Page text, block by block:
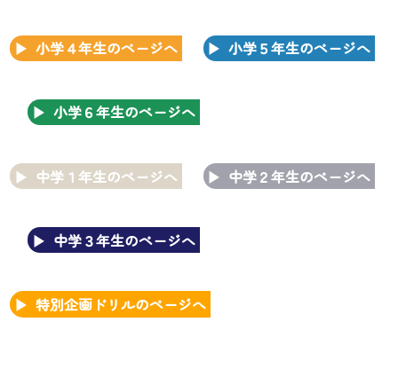
小学４年生のページへ 小学５年生のページへ
小学６年生のページへ
中学１年生のページへ 中学２年生のページへ
中学３年生のページへ
特別企画ドリルのページへ